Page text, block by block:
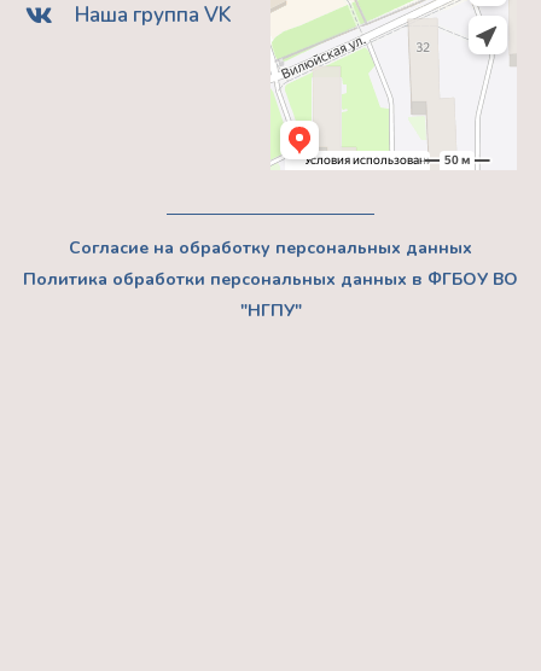
Наша группа VK
Согласие на обработку персональных данных
Политика обработки персональных данных в ФГБОУ ВО
"НГПУ"